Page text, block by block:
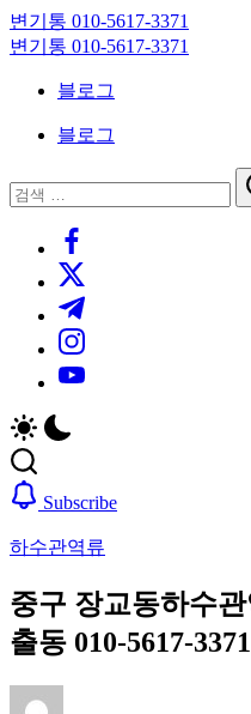
Skip
to
content
변기통 010-5617-3371
변
대
기
변기통 010-5617-3371
크
대
기
블로그
블로그
닫
기
검
https://
https://twitter.com/
https://t.me/
https://
https://youtube.com/
Subscribe
하수관역류
중구 장교동하수
출동 010-5617-3371